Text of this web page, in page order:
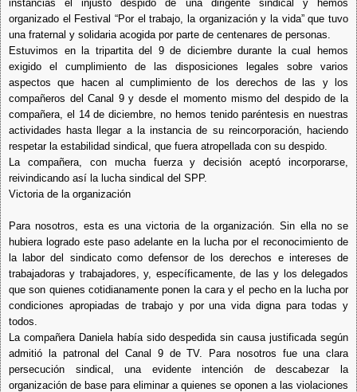
instancias el injusto despido de una dirigente sindical y hemos
organizado el Festival “Por el trabajo, la organización y la vida” que tuvo
una fraternal y solidaria acogida por parte de centenares de personas.
Estuvimos en la tripartita del 9 de diciembre durante la cual hemos
exigido el cumplimiento de las disposiciones legales sobre varios
aspectos que hacen al cumplimiento de los derechos de las y los
compañeros del Canal 9 y desde el momento mismo del despido de la
compañera, el 14 de diciembre, no hemos tenido paréntesis en nuestras
actividades hasta llegar a la instancia de su reincorporación, haciendo
respetar la estabilidad sindical, que fuera atropellada con su despido.
La compañera, con mucha fuerza y decisión aceptó incorporarse,
reivindicando así la lucha sindical del SPP.
Victoria de la organización
Para nosotros, esta es una victoria de la organización. Sin ella no se
hubiera logrado este paso adelante en la lucha por el reconocimiento de
la labor del sindicato como defensor de los derechos e intereses de
trabajadoras y trabajadores, y, específicamente, de las y los delegados
que son quienes cotidianamente ponen la cara y el pecho en la lucha por
condiciones apropiadas de trabajo y por una vida digna para todas y
todos.
La compañera Daniela había sido despedida sin causa justificada según
admitió la patronal del Canal 9 de TV. Para nosotros fue una clara
persecución sindical, una evidente intención de descabezar la
organización de base para eliminar a quienes se oponen a las violaciones